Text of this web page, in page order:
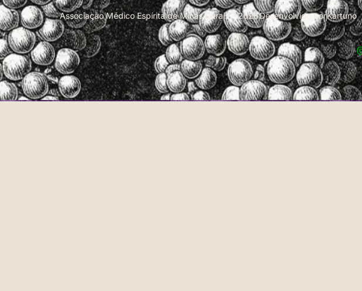
Associação Médico Espírita de Minas Gerais – 2026Desenvolvido porKartuno